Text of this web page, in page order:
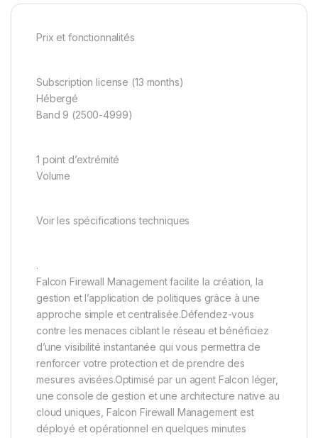
Prix et fonctionnalités
Subscription license (13 months)
Hébergé
Band 9 (2500-4999)
1 point d’extrémité
Volume
Voir les spécifications techniques
.
Falcon Firewall Management facilite la création, la
gestion et l’application de politiques grâce à une
approche simple et centralisée.Défendez-vous
contre les menaces ciblant le réseau et bénéficiez
d’une visibilité instantanée qui vous permettra de
renforcer votre protection et de prendre des
mesures avisées.Optimisé par un agent Falcon léger,
une console de gestion et une architecture native au
cloud uniques, Falcon Firewall Management est
déployé et opérationnel en quelques minutes